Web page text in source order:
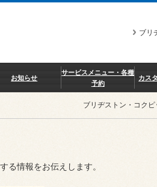
ブリ
お知らせ
サービスメニュー・各種
予約
カス
ブリヂストン・コク
る情報をお伝えします。